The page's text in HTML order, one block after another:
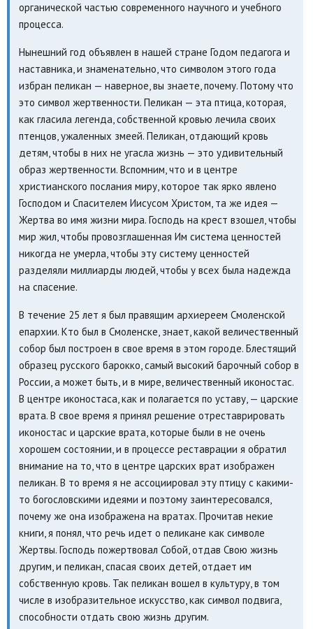
органической частью современного научного и учебного
процесса.
Нынешний год объявлен в нашей стране Годом педагога и
наставника, и знаменательно, что символом этого года
избран пеликан — наверное, вы знаете, почему. Потому что
это символ жертвенности. Пеликан — эта птица, которая,
как гласила легенда, собственной кровью лечила своих
птенцов, ужаленных змеей. Пеликан, отдающий кровь
детям, чтобы в них не угасла жизнь — это удивительный
образ жертвенности. Вспомним, что и в центре
христианского послания миру, которое так ярко явлено
Господом и Спасителем Иисусом Христом, та же идея —
Жертва во имя жизни мира. Господь на крест взошел, чтобы
мир жил, чтобы провозглашенная Им система ценностей
никогда не умерла, чтобы эту систему ценностей
разделяли миллиарды людей, чтобы у всех была надежда
на спасение.
В течение 25 лет я был правящим архиереем Смоленской
епархии. Кто был в Смоленске, знает, какой величественный
собор был построен в свое время в этом городе. Блестящий
образец русского барокко, самый высокий барочный собор в
России, а может быть, и в мире, величественный иконостас.
В центре иконостаса, как и полагается по уставу, — царские
врата. В свое время я принял решение отреставрировать
иконостас и царские врата, которые были в не очень
хорошем состоянии, и в процессе реставрации я обратил
внимание на то, что в центре царских врат изображен
пеликан. В то время я не ассоциировал эту птицу с какими-
то богословскими идеями и поэтому заинтересовался,
почему же она изображена на вратах. Прочитав некие
книги, я понял, что речь идет о пеликане как символе
Жертвы. Господь пожертвовал Собой, отдав Свою жизнь
другим, и пеликан, спасая своих детей, отдает им
собственную кровь. Так пеликан вошел в культуру, в том
числе в изобразительное искусство, как символ подвига,
способности отдать свою жизнь другим.